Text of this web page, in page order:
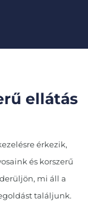
ellátás
érkezik,
és korszerű
mi áll a
találjunk.